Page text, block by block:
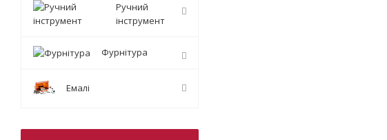
Ручний
інструмент
Фурнітура
Емалі